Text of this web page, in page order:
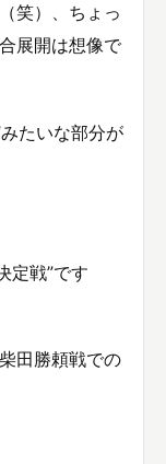
笑）、ちょっ
展開は想像で
たいな部分が
定戦”です
田勝頼戦での